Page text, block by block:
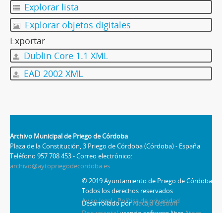
Explorar lista
Explorar objetos digitales
Exportar
Dublin Core 1.1 XML
EAD 2002 XML
Archivo Municipal de Priego de Córdoba
Plaza de la Constitución, 3 Priego de Córdoba (Córdoba) - España
Teléfono 957 708 453 - Correo electrónico:
archivo@aytopriegodecordoba.es
© 2019 Ayuntamiento de Priego de Córdoba
Todos los derechos reservados
Aviso legal - Política de privacidad
Desarrollado porAlacaja Gestión